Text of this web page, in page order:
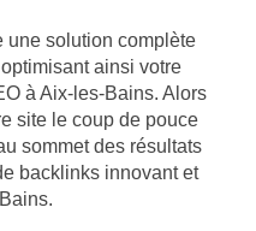
une solution complète
ainsi votre
à Aix-les-Bains. Alors
site le coup de pouce
sommet des résultats
backlinks innovant et